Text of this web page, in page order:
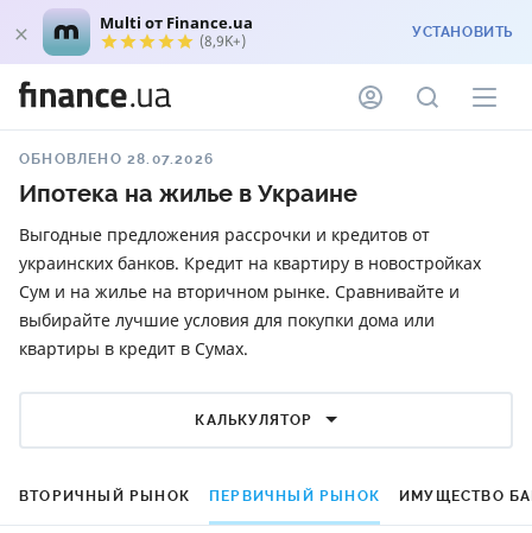
Multi от Finance.ua
(8,9K+) УСТАНОВИТЬ
ОБНОВЛЕНО 28.07.2026
Ипотека на жилье в Украине
Выгодные предложения рассрочки и кредитов от
украинских банков. Кредит на квартиру в новостройках
Сум и на жилье на вторичном рынке. Сравнивайте и
выбирайте лучшие условия для покупки дома или
квартиры в кредит в Сумах.
КАЛЬКУЛЯТОР
ВТОРИЧНЫЙ РЫНОК ПЕРВИЧНЫЙ РЫНОК ИМУЩЕСТВО